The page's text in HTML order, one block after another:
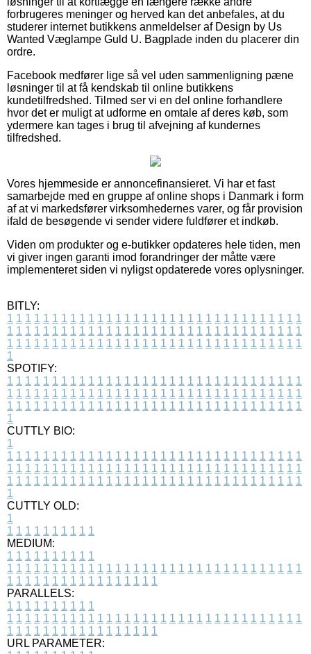
forbrugeres meninger og herved kan det anbefales, at du
studerer internet butikkens anmeldelser af Design by Us
Wanted Væglampe Guld U. Bagplade inden du placerer din
ordre.
Facebook medfører lige så vel uden sammenligning pæne
løsninger til at få kendskab til online butikkens
kundetilfredshed. Tilmed ser vi en del online forhandlere
hvor det er muligt at udforme en omtale af deres køb, som
ydermere kan tages i brug til afvejning af kundernes
tilfredshed.
Vores hjemmeside er annoncefinansieret. Vi har et fast
samarbejde med en gruppe af online shops i Danmark i form
af at vi markedsfører virksomhedernes varer, og får provision
ifald de besøgende vi sender videre fuldfører et indkøb.
Viden om produkter og e-butikker opdateres hele tiden, men
vi giver ingen garanti imod forandringer der måtte være
implementeret siden vi nyligst opdaterede vores oplysninger.
BITLY:
1 1 1 1 1 1 1 1 1 1 1 1 1 1 1 1 1 1 1 1 1 1 1 1 1 1 1 1 1 1 1 1 1
1 1 1 1 1 1 1 1 1 1 1 1 1 1 1 1 1 1 1 1 1 1 1 1 1 1 1 1 1 1 1 1 1
1 1 1 1 1 1 1 1 1 1 1 1 1 1 1 1 1 1 1 1 1 1 1 1 1 1 1 1 1 1 1 1 1
1
SPOTIFY:
1 1 1 1 1 1 1 1 1 1 1 1 1 1 1 1 1 1 1 1 1 1 1 1 1 1 1 1 1 1 1 1 1
1 1 1 1 1 1 1 1 1 1 1 1 1 1 1 1 1 1 1 1 1 1 1 1 1 1 1 1 1 1 1 1 1
1 1 1 1 1 1 1 1 1 1 1 1 1 1 1 1 1 1 1 1 1 1 1 1 1 1 1 1 1 1 1 1 1
1
CUTTLY BIO:
1
1 1 1 1 1 1 1 1 1 1 1 1 1 1 1 1 1 1 1 1 1 1 1 1 1 1 1 1 1 1 1 1 1
1 1 1 1 1 1 1 1 1 1 1 1 1 1 1 1 1 1 1 1 1 1 1 1 1 1 1 1 1 1 1 1 1
1 1 1 1 1 1 1 1 1 1 1 1 1 1 1 1 1 1 1 1 1 1 1 1 1 1 1 1 1 1 1 1 1
1
CUTTLY OLD:
1
1 1 1 1 1 1 1 1 1 1
MEDIUM:
1 1 1 1 1 1 1 1 1 1
1 1 1 1 1 1 1 1 1 1 1 1 1 1 1 1 1 1 1 1 1 1 1 1 1 1 1 1 1 1 1 1 1
1 1 1 1 1 1 1 1 1 1 1 1 1 1 1 1 1
PARALLELS:
1 1 1 1 1 1 1 1 1 1
1 1 1 1 1 1 1 1 1 1 1 1 1 1 1 1 1 1 1 1 1 1 1 1 1 1 1 1 1 1 1 1 1
1 1 1 1 1 1 1 1 1 1 1 1 1 1 1 1 1
URL PARAMETER: